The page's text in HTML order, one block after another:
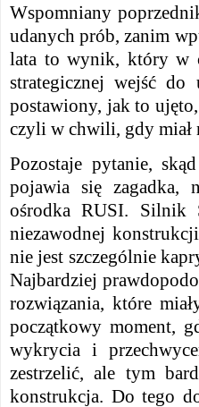
Wspomniany
udanych prób, zanim
lata to wynik, który w
strategicznej wejść
postawiony, jak to
czyli w chwili, gdy miał
Pozostaje pytanie,
pojawia się zagadka,
ośrodka RUSI. Silnik
niezawodnej
nie jest szczególnie
Najbardziej
rozwiązania, które
początkowy moment,
wykrycia i
zestrzelić, ale tym
konstrukcja. Do tego